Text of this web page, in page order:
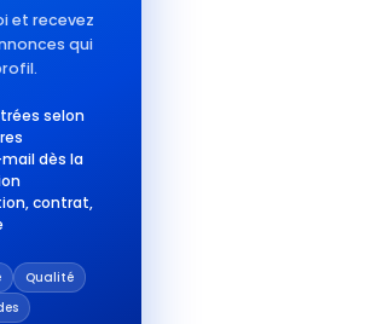
et recevez
qui
selon
dès la
contrat,
Qualité